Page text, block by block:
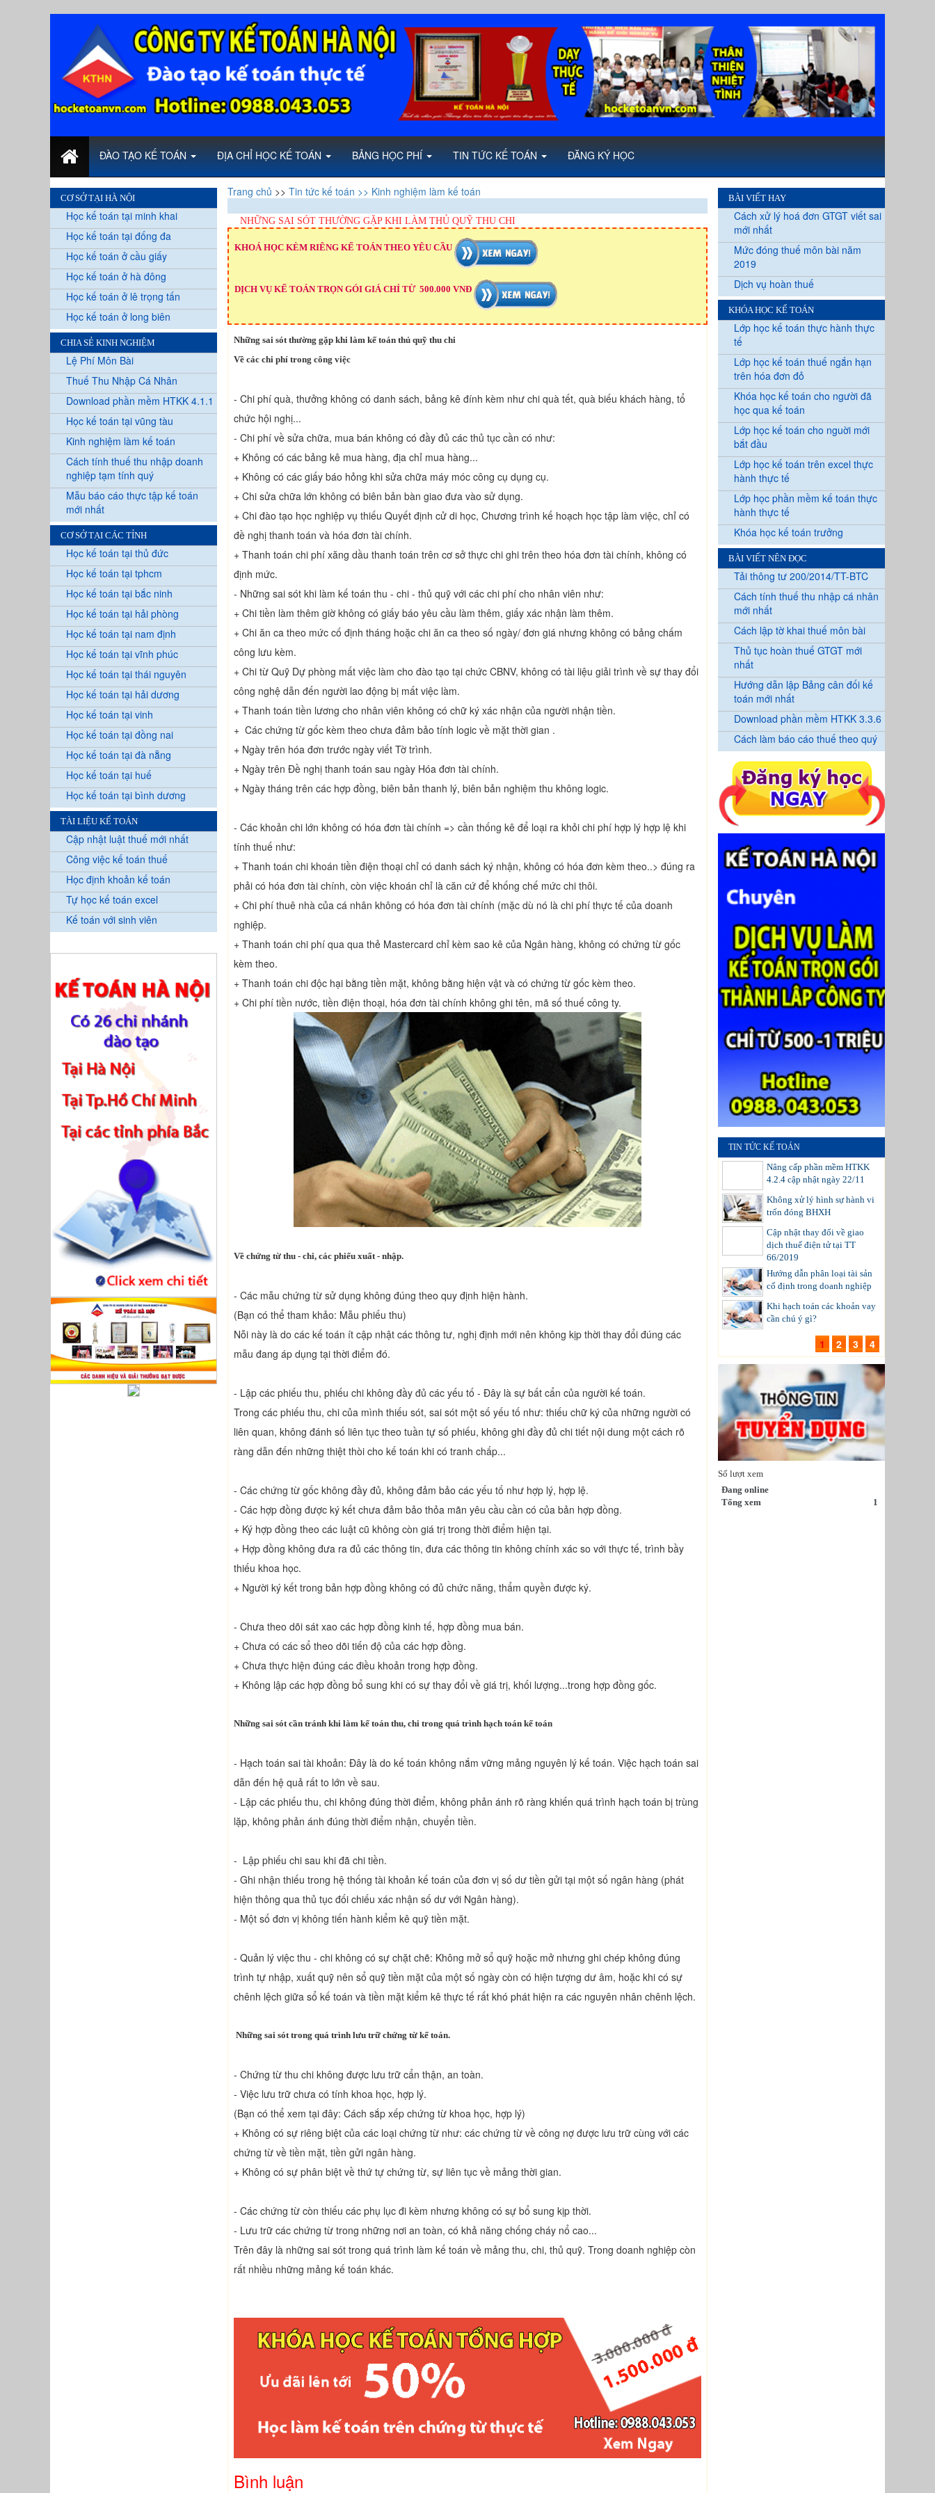
ĐÀO TẠO KẾ TOÁN ĐỊA CHỈ HỌC KẾ TOÁN BẢNG HỌC PHÍ TIN TỨC KẾ TOÁN ĐĂNG KÝ HỌC
CƠ SỞ TẠI HÀ NỘI
Học kế toán tại minh khai
Học kế toán tại đống đa
Học kế toán ở cầu giấy
Học kế toán ở hà đông
Học kế toán ở lê trọng tấn
Học kế toán ở long biên
CHIA SẺ KINH NGHIỆM
Lệ Phí Môn Bài
Thuế Thu Nhập Cá Nhân
Download phần mềm HTKK 4.1.1
Học kế toán tại vũng tàu
Kinh nghiệm làm kế toán
Cách tính thuế thu nhập doanh
nghiệp tạm tính quý
Mẫu báo cáo thực tập kế toán
mới nhất
CƠ SỞ TẠI CÁC TỈNH
Học kế toán tại thủ đức
Học kế toán tại tphcm
Học kế toán tại bắc ninh
Học kế toán tại hải phòng
Học kế toán tại nam định
Học kế toán tại vĩnh phúc
Học kế toán tại thái nguyên
Học kế toán tại hải dương
Học kế toán tại vinh
Học kế toán tại đồng nai
Học kế toán tại đà nẵng
Học kế toán tại huế
Học kế toán tại bình dương
TÀI LIỆU KẾ TOÁN
Cập nhật luật thuế mới nhất
Công việc kế toán thuế
Học định khoản kế toán
Tự học kế toán excel
Kế toán với sinh viên
Trang chủ >> Tin tức kế toán >> Kinh nghiệm làm kế toán
NHỮNG SAI SÓT THƯỜNG GẶP KHI LÀM THỦ QUỸ THU CHI
KHOÁ HỌC KÈM RIÊNG KẾ TOÁN THEO YÊU CẦU
DỊCH VỤ KẾ TOÁN TRỌN GÓI GIÁ CHỈ TỪ 500.000 VNĐ
Những sai sót thường gặp khi làm kế toán thủ quỹ thu chi
Về các chi phí trong công việc
- Chi phí quà, thưởng không có danh sách, bảng kê đính kèm như chi quà tết, quà biếu khách hàng, tổ
chức hội nghị...
- Chi phí về sửa chữa, mua bán không có đầy đủ các thủ tục cần có như:
+ Không có các bảng kê mua hàng, địa chỉ mua hàng...
+ Không có các giấy báo hỏng khi sửa chữa máy móc công cụ dụng cụ.
+ Chi sửa chữa lớn không có biên bản bàn giao đưa vào sử dụng.
+ Chi đào tạo học nghiệp vụ thiếu Quyết định cử di học, Chương trình kế hoạch học tập làm việc, chỉ có
đề nghị thanh toán và hóa đơn tài chính.
+ Thanh toán chi phí xăng dầu thanh toán trên cơ sở thực chi ghi trên theo hóa đơn tài chính, không có
định mức.
- Những sai sót khi làm kế toán thu - chi - thủ quỹ với các chi phí cho nhân viên như:
+ Chi tiền làm thêm giờ không có giấy báo yêu cầu làm thêm, giấy xác nhận làm thêm.
+ Chi ăn ca theo mức cố định tháng hoặc chi ăn ca theo số ngày/ đơn giá nhưng không có bảng chấm
công lưu kèm.
+ Chi từ Quỹ Dự phòng mất việc làm cho đào tạo tại chức CBNV, không có tài liệu giải trình về sự thay đổi
công nghệ dẫn đến người lao động bị mất việc làm.
+ Thanh toán tiền lương cho nhân viên không có chữ ký xác nhận của người nhận tiền.
+ Các chứng từ gốc kèm theo chưa đảm bảo tính logic về mặt thời gian .
+ Ngày trên hóa đơn trước ngày viết Tờ trình.
+ Ngày trên Đề nghị thanh toán sau ngày Hóa đơn tài chính.
+ Ngày tháng trên các hợp đồng, biên bản thanh lý, biên bản nghiệm thu không logic.
- Các khoản chi lớn không có hóa đơn tài chính => cần thống kê để loại ra khỏi chi phí hợp lý hợp lệ khi
tính thuế như:
+ Thanh toán chi khoán tiền điện thoại chỉ có danh sách ký nhận, không có hóa đơn kèm theo..> đúng ra
phải có hóa đơn tài chính, còn việc khoán chỉ là căn cứ để khống chế mức chi thôi.
+ Chi phí thuê nhà của cá nhân không có hóa đơn tài chính (mặc dù nó là chi phí thực tế của doanh
nghiệp.
+ Thanh toán chi phí qua qua thẻ Mastercard chỉ kèm sao kê của Ngân hàng, không có chứng từ gốc
kèm theo.
+ Thanh toán chi độc hại bằng tiền mặt, không bằng hiện vật và có chứng từ gốc kèm theo.
+ Chi phí tiền nước, tiền điện thoại, hóa đơn tài chính không ghi tên, mã số thuế công ty.
Về chứng từ thu - chi, các phiếu xuất - nhập.
- Các mẫu chứng từ sử dụng không đúng theo quy định hiện hành.
(Bạn có thể tham khảo: Mẫu phiếu thu)
Nỗi này là do các kế toán ít cập nhật các thông tư, nghị định mới nên không kịp thời thay đổi đúng các
mẫu đang áp dụng tại thời điểm đó.
- Lập các phiếu thu, phiếu chi không đầy đủ các yếu tố - Đây là sự bất cẩn của người kế toán.
Trong các phiếu thu, chi của mình thiếu sót, sai sót một số yếu tố như: thiếu chữ ký của những người có
liên quan, không đánh số liên tục theo tuần tự số phiếu, không ghi đầy đủ chi tiết nội dung một cách rõ
ràng dẫn đến những thiệt thòi cho kế toán khi có tranh chấp...
- Các chứng từ gốc không đầy đủ, không đảm bảo các yếu tố như hợp lý, hợp lệ.
- Các hợp đồng được ký kết chưa đảm bảo thỏa mãn yêu cầu cần có của bản hợp đồng.
+ Ký hợp đồng theo các luật cũ không còn giá trị trong thời điểm hiện tại.
+ Hợp đồng không đưa ra đủ các thông tin, đưa các thông tin không chính xác so với thực tế, trình bầy
thiếu khoa học.
+ Người ký kết trong bản hợp đồng không có đủ chức năng, thẩm quyền được ký.
- Chưa theo dõi sát xao các hợp đồng kinh tế, hợp đồng mua bán.
+ Chưa có các sổ theo dõi tiến độ của các hợp đồng.
+ Chưa thực hiện đúng các điều khoản trong hợp đồng.
+ Không lập các hợp đồng bổ sung khi có sự thay đổi về giá trị, khối lượng...trong hợp đồng gốc.
Những sai sót cần tránh khi làm kế toán thu, chi trong quá trình hạch toán kế toán
- Hạch toán sai tài khoản: Đây là do kế toán không nắm vững mảng nguyên lý kế toán. Việc hạch toán sai
dẫn đến hệ quả rất to lớn về sau.
- Lập các phiếu thu, chi không đúng thời điểm, không phản ánh rõ ràng khiến quá trình hạch toán bị trùng
lặp, không phản ánh đúng thời điểm nhận, chuyển tiền.
- Lập phiếu chi sau khi đã chi tiền.
- Ghi nhận thiếu trong hệ thống tài khoản kế toán của đơn vị số dư tiền gửi tại một số ngân hàng (phát
hiện thông qua thủ tục đối chiếu xác nhận số dư với Ngân hàng).
- Một số đơn vị không tiến hành kiểm kê quỹ tiền mặt.
- Quản lý việc thu - chi không có sự chặt chẽ: Không mở sổ quỹ hoặc mở nhưng ghi chép không đúng
trình tự nhập, xuất quỹ nên sổ quỹ tiền mặt của một số ngày còn có hiện tượng dư âm, hoặc khi có sự
chênh lệch giữa sổ kế toán và tiền mặt kiểm kê thực tế rất khó phát hiện ra các nguyên nhân chênh lệch.
Những sai sót trong quá trình lưu trữ chứng từ kế toán.
- Chứng từ thu chi không được lưu trữ cẩn thận, an toàn.
- Việc lưu trữ chưa có tính khoa học, hợp lý.
(Bạn có thể xem tại đây: Cách sắp xếp chứng từ khoa học, hợp lý)
+ Không có sự riêng biệt của các loại chứng từ như: các chứng từ về công nợ được lưu trữ cùng với các
chứng từ về tiền mặt, tiền gửi ngân hàng.
+ Không có sự phân biệt về thứ tự chứng từ, sự liên tục về mảng thời gian.
- Các chứng từ còn thiếu các phụ lục đi kèm nhưng không có sự bổ sung kịp thời.
- Lưu trữ các chứng từ trong những nơi an toàn, có khả năng chống cháy nổ cao...
Trên đây là những sai sót trong quá trình làm kế toán về mảng thu, chi, thủ quỹ. Trong doanh nghiệp còn
rất nhiều những mảng kế toán khác.
Bình luận
BÀI VIẾT HAY
Cách xử lý hoá đơn GTGT viết sai
mới nhất
Mức đóng thuế môn bài năm
2019
Dịch vụ hoàn thuế
KHÓA HỌC KẾ TOÁN
Lớp học kế toán thực hành thực
tế
Lớp học kế toán thuế ngắn hạn
trên hóa đơn đỏ
Khóa học kế toán cho người đã
học qua kế toán
Lớp học kế toán cho nguời mới
bắt đầu
Lớp học kế toán trên excel thực
hành thực tế
Lớp học phần mềm kế toán thực
hành thực tế
Khóa học kế toán trưởng
BÀI VIẾT NÊN ĐỌC
Tải thông tư 200/2014/TT-BTC
Cách tính thuế thu nhập cá nhân
mới nhất
Cách lập tờ khai thuế môn bài
Thủ tục hoàn thuế GTGT mới
nhất
Hướng dẫn lập Bảng cân đối kế
toán mới nhất
Download phần mềm HTKK 3.3.6
Cách làm báo cáo thuế theo quý
TIN TỨC KẾ TOÁN
Nâng cấp phần mềm HTKK
4.2.4 cập nhật ngày 22/11
Không xử lý hình sự hành vi
trốn đóng BHXH
Cập nhật thay đổi về giao
dịch thuế điện tử tại TT
66/2019
Hướng dẫn phân loại tài sản
cố định trong doanh nghiệp
Khi hạch toán các khoản vay
cần chú ý gì?
1 2 3 4
Số lượt xem
Đang online
Tổng xem
1